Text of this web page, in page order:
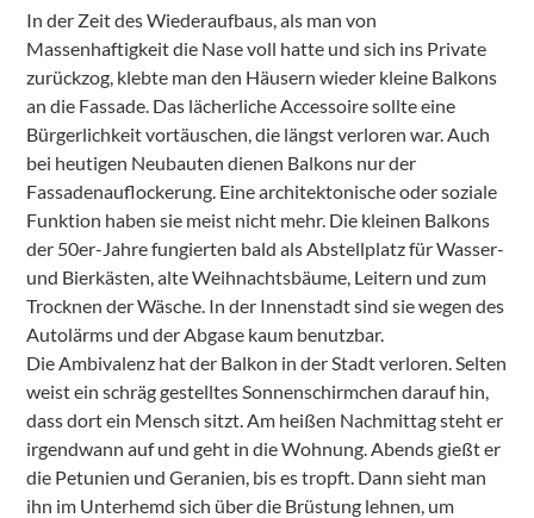
In der Zeit des Wiederaufbaus, als man von
Massenhaftigkeit die Nase voll hatte und sich ins Private
zurückzog, klebte man den Häusern wieder kleine Balkons
an die Fassade. Das lächerliche Accessoire sollte eine
Bürgerlichkeit vortäuschen, die längst verloren war. Auch
bei heutigen Neubauten dienen Balkons nur der
Fassadenauflockerung. Eine architektonische oder soziale
Funktion haben sie meist nicht mehr. Die kleinen Balkons
der 50er-Jahre fungierten bald als Abstellplatz für Wasser-
und Bierkästen, alte Weihnachtsbäume, Leitern und zum
Trocknen der Wäsche. In der Innenstadt sind sie wegen des
Autolärms und der Abgase kaum benutzbar.
Die Ambivalenz hat der Balkon in der Stadt verloren. Selten
weist ein schräg gestelltes Sonnenschirmchen darauf hin,
dass dort ein Mensch sitzt. Am heißen Nachmittag steht er
irgendwann auf und geht in die Wohnung. Abends gießt er
die Petunien und Geranien, bis es tropft. Dann sieht man
ihn im Unterhemd sich über die Brüstung lehnen, um